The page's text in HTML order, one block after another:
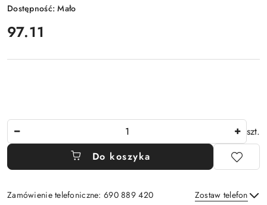
Dostępność:Mało
cena:
97.11
szt.
Do koszyka
Zamówienie telefoniczne: 690 889 420 Zostaw telefon